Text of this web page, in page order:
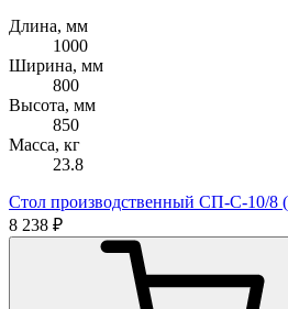
Длина, мм
1000
Ширина, мм
800
Высота, мм
850
Масса, кг
23.8
Стол производственный СП-С-10/8
8 238 ₽